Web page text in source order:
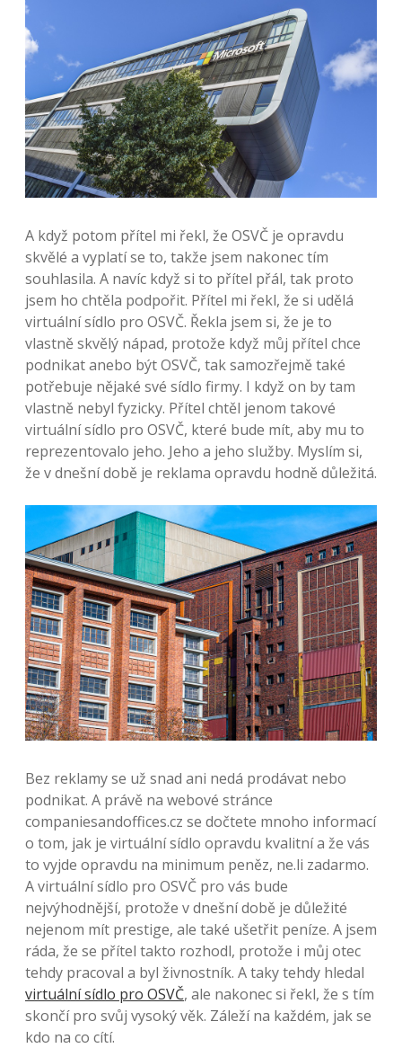
A když potom přítel mi řekl, že OSVČ je opravdu
skvělé a vyplatí se to, takže jsem nakonec tím
souhlasila. A navíc když si to přítel přál, tak proto
jsem ho chtěla podpořit. Přítel mi řekl, že si udělá
virtuální sídlo pro OSVČ. Řekla jsem si, že je to
vlastně skvělý nápad, protože když můj přítel chce
podnikat anebo být OSVČ, tak samozřejmě také
potřebuje nějaké své sídlo firmy. I když on by tam
vlastně nebyl fyzicky. Přítel chtěl jenom takové
virtuální sídlo pro OSVČ, které bude mít, aby mu to
reprezentovalo jeho. Jeho a jeho služby. Myslím si,
že v dnešní době je reklama opravdu hodně důležitá.
Bez reklamy se už snad ani nedá prodávat nebo
podnikat. A právě na webové stránce
companiesandoffices.cz se dočtete mnoho informací
o tom, jak je virtuální sídlo opravdu kvalitní a že vás
to vyjde opravdu na minimum peněz, ne.li zadarmo.
A virtuální sídlo pro OSVČ pro vás bude
nejvýhodnější, protože v dnešní době je důležité
nejenom mít prestige, ale také ušetřit peníze. A jsem
ráda, že se přítel takto rozhodl, protože i můj otec
tehdy pracoval a byl živnostník. A taky tehdy hledal
virtuální sídlo pro OSVČ, ale nakonec si řekl, že s tím
skončí pro svůj vysoký věk. Záleží na každém, jak se
kdo na co cítí.